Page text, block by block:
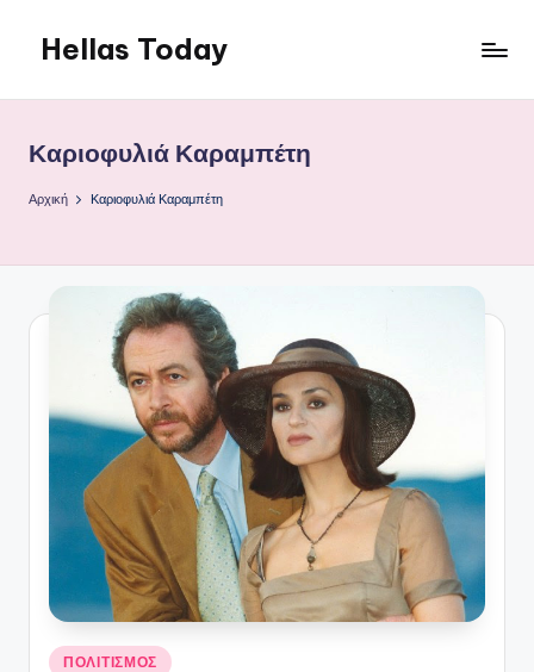
Μετάβαση
περιεχόμενο
Hellas Today
Καριοφυλιά Καραμπέτη
Αρχική Καριοφυλιά Καραμπέτη
Αναρτήθηκε
ΠΟΛΙΤΙΣΜΟΣ